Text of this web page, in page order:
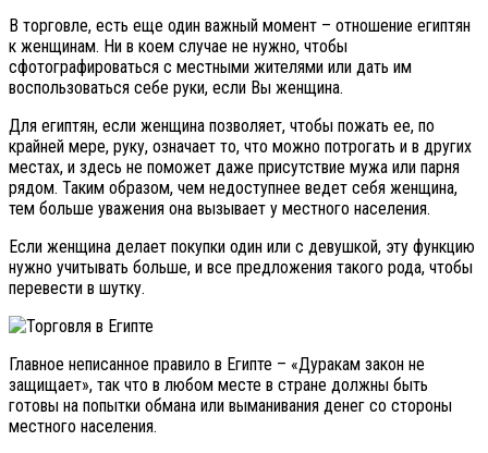
В торговле, есть еще один важный момент – отношение египтян
к женщинам. Ни в коем случае не нужно, чтобы
сфотографироваться с местными жителями или дать им
воспользоваться себе руки, если Вы женщина.
Для египтян, если женщина позволяет, чтобы пожать ее, по
крайней мере, руку, означает то, что можно потрогать и в других
местах, и здесь не поможет даже присутствие мужа или парня
рядом. Таким образом, чем недоступнее ведет себя женщина,
тем больше уважения она вызывает у местного населения.
Если женщина делает покупки один или с девушкой, эту функцию
нужно учитывать больше, и все предложения такого рода, чтобы
перевести в шутку.
Главное неписанное правило в Египте – «Дуракам закон не
защищает», так что в любом месте в стране должны быть
готовы на попытки обмана или выманивания денег со стороны
местного населения.